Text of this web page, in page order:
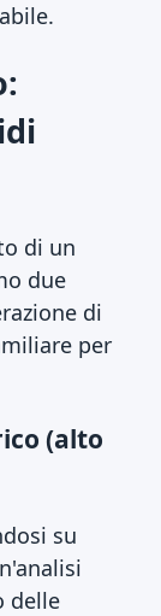
di un
due
di
per
(alto
su
delle